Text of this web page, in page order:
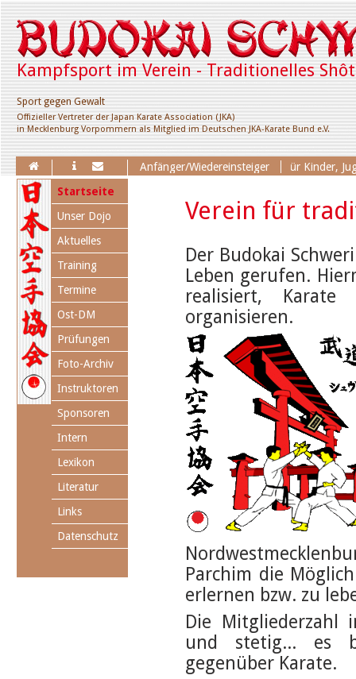
Kampfsport im Verein - Traditionelles
Sport gegen Gewalt
Offizieller Vertreter der Japan Karate Association (JKA)
in Mecklenburg Vorpommern als Mitglied im Deutschen JKA-Karate Bund e.V.
Anfänger/Wiedereinsteiger
Erweiterung des Trainingsangebotes für Kinder,
Verein für
Der Budokai
Leben gerufen.
realisiert,
organisieren.
Parchim die
erlernen bzw. zu
Die Mitgliederzahl
und stetig... es
gegenüber Karate.
Navigation
überspringen
Startseite
Unser Dojo
Aktuelles
Training
Termine
Ost-DM
Prüfungen
Foto-Archiv
Instruktoren
Sponsoren
Intern
Lexikon
Literatur
Links
Datenschutz